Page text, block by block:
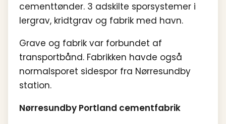
cementtønder. 3 adskilte sporsystemer i
lergrav, kridtgrav og fabrik med havn.
Grave og fabrik var forbundet af
transportbånd. Fabrikken havde også
normalsporet sidespor fra Nørresundby
station.
Nørresundby Portland cementfabrik